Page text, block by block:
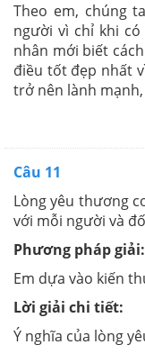
Theo em, chúng
người vì chỉ khi
nhân mới biết
điều tốt đẹp nhất
trở nên lành
Câu 11
Lòng yêu thương
với mỗi người và
Phương pháp giải:
Em dựa vào kiến
Lời giải chi tiết:
Ý nghĩa của lòng